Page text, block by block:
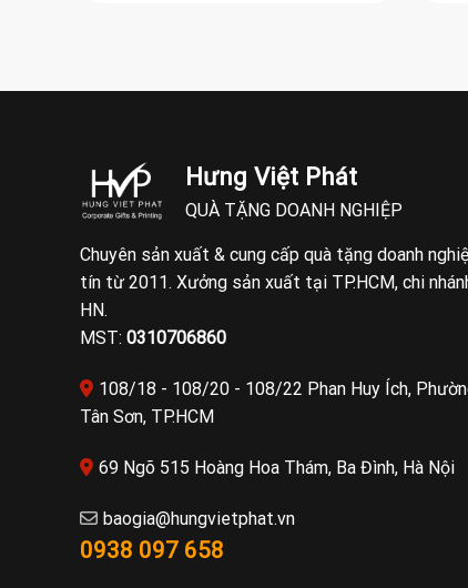
Hưng Việt Phát
QUÀ TẶNG DOANH NGHIỆP
Chuyên sản xuất & cung cấp quà tặng doanh
tín từ 2011. Xưởng sản xuất tại TP.HCM, chi
HN.
MST: 0310706860
108/18 - 108/20 - 108/22 Phan Huy Ích,
Tân Sơn, TP.HCM
69 Ngõ 515 Hoàng Hoa Thám, Ba Đình, Hà Nội
baogia@hungvietphat.vn
0938 097 658